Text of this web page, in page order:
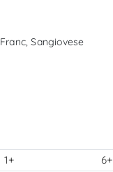
Sangiovese
1+
6+